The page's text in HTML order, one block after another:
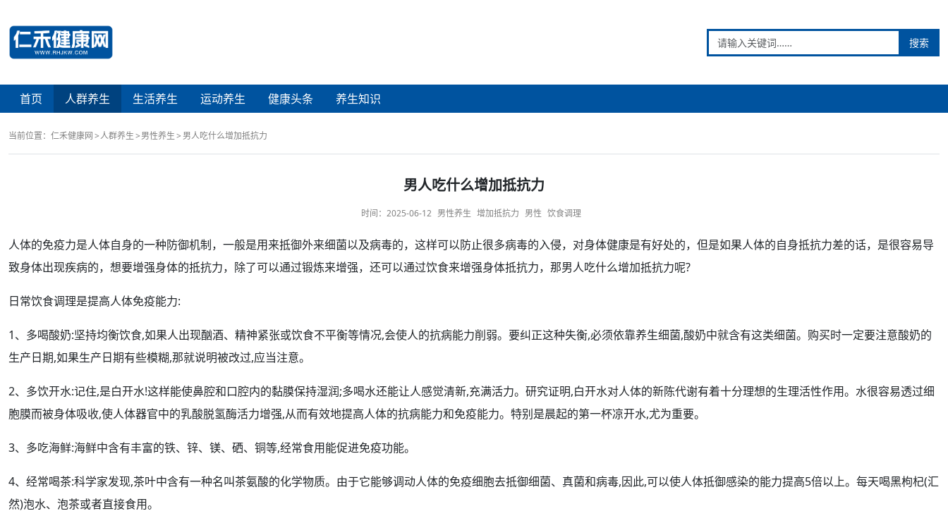
搜索
首页 人群养生 生活养生 运动养生 健康头条 养生知识
当前位置： 仁禾健康网 人群养生 男性养生 男人吃什么增加抵抗力
男人吃什么增加抵抗力
时间： 2025-06-12 男性养生 增加抵抗力 男性 饮食调理
人体的免疫力是人体自身的一种防御机制，一般是用来抵御外来细菌以及病毒的，这样可以防止很多病毒的入侵，对身体健康是有好处的，但是如果人体的自身抵抗力差的话，是很容易导
致身体出现疾病的，想要增强身体的抵抗力，除了可以通过锻炼来增强，还可以通过饮食来增强身体抵抗力，那男人吃什么增加抵抗力呢?
日常饮食调理是提高人体免疫能力:
1、多喝酸奶:坚持均衡饮食,如果人出现酗酒、精神紧张或饮食不平衡等情况,会使人的抗病能力削弱。要纠正这种失衡,必须依靠养生细菌,酸奶中就含有这类细菌。购买时一定要注意酸奶的
生产日期,如果生产日期有些模糊,那就说明被改过,应当注意。
2、多饮开水:记住,是白开水!这样能使鼻腔和口腔内的黏膜保持湿润;多喝水还能让人感觉清新,充满活力。研究证明,白开水对人体的新陈代谢有着十分理想的生理活性作用。水很容易透过细
胞膜而被身体吸收,使人体器官中的乳酸脱氢酶活力增强,从而有效地提高人体的抗病能力和免疫能力。特别是晨起的第一杯凉开水,尤为重要。
3、多吃海鲜:海鲜中含有丰富的铁、锌、镁、硒、铜等,经常食用能促进免疫功能。
4、经常喝茶:科学家发现,茶叶中含有一种名叫茶氨酸的化学物质。由于它能够调动人体的免疫细胞去抵御细菌、真菌和病毒,因此,可以使人体抵御感染的能力提高5倍以上。 每天喝黑枸杞(汇
然)泡水、泡茶或者直接食用。